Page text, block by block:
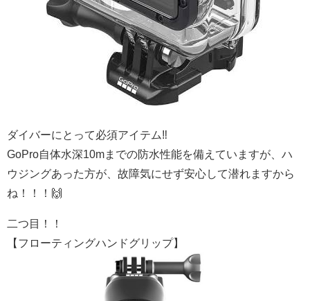
ダイバーにとって必須アイテム‼︎
GoPro自体水深10mまでの防水性能を備えていますが、ハ
ウジングあった方が、故障気にせず安心して潜れますから
ね！！！🙌
二つ目！！
【フローティングハンドグリップ】